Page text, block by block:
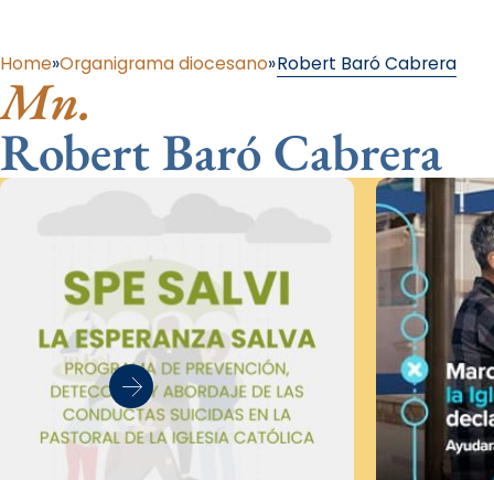
Home Organigrama diocesano Robert Baró Cabrera
Mn.
Robert Baró Cabrera